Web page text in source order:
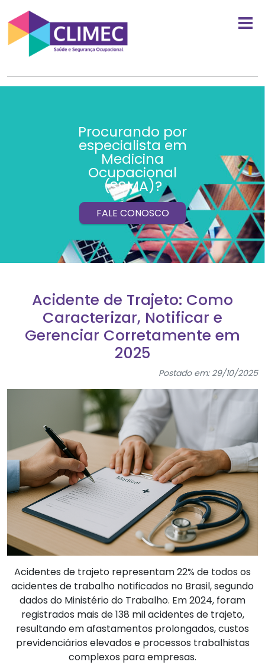
Procurando por
especialista em
Medicina
Ocupacional
(SSMA)?
FALE CONOSCO
Acidente de Trajeto: Como
Caracterizar, Notificar e
Gerenciar Corretamente em
2025
Postado em: 29/10/2025
Acidentes de trajeto representam 22% de todos os
acidentes de trabalho notificados no Brasil, segundo
dados do Ministério do Trabalho. Em 2024, foram
registrados mais de 138 mil acidentes de trajeto,
resultando em afastamentos prolongados, custos
previdenciários elevados e processos trabalhistas
complexos para empresas.